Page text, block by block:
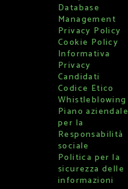
Database
Management
Privacy Policy
Cookie Policy
Informativa
Privacy
Candidati
Codice Etico
Whistleblowing
Piano aziendale
per la
Responsabilità
sociale
Politica per la
sicurezza delle
informazioni